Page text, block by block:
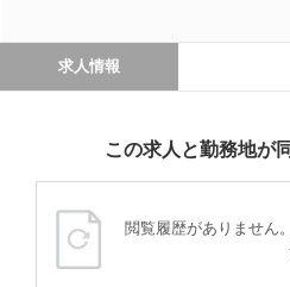
求人情報
この求人と勤務地が
閲覧履歴がありません